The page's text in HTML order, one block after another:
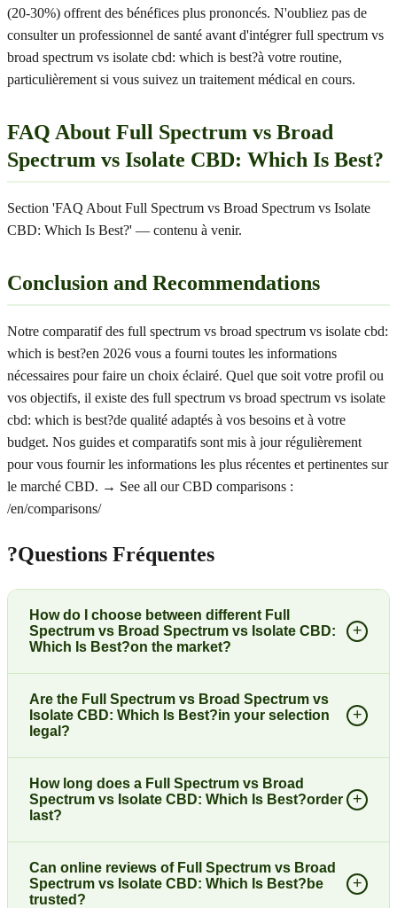
(20-30%) offrent des bénéfices plus prononcés. N'oubliez pas de
consulter un professionnel de santé avant d'intégrer full spectrum vs
broad spectrum vs isolate cbd: which is best?à votre routine,
particulièrement si vous suivez un traitement médical en cours.
FAQ About Full Spectrum vs Broad
Spectrum vs Isolate CBD: Which Is Best?
Section 'FAQ About Full Spectrum vs Broad Spectrum vs Isolate
CBD: Which Is Best?' — contenu à venir.
Conclusion and Recommendations
Notre comparatif des full spectrum vs broad spectrum vs isolate cbd:
which is best?en 2026 vous a fourni toutes les informations
nécessaires pour faire un choix éclairé. Quel que soit votre profil ou
vos objectifs, il existe des full spectrum vs broad spectrum vs isolate
cbd: which is best?de qualité adaptés à vos besoins et à votre
budget. Nos guides et comparatifs sont mis à jour régulièrement
pour vous fournir les informations les plus récentes et pertinentes sur
le marché CBD. → See all our CBD comparisons :
/en/comparisons/
?Questions Fréquentes
How do I choose between different Full
Spectrum vs Broad Spectrum vs Isolate CBD:
Which Is Best?on the market?
+
Are the Full Spectrum vs Broad Spectrum vs
Isolate CBD: Which Is Best?in your selection
legal?
+
How long does a Full Spectrum vs Broad
Spectrum vs Isolate CBD: Which Is Best?order
last?
+
Can online reviews of Full Spectrum vs Broad
Spectrum vs Isolate CBD: Which Is Best?be
trusted?
+